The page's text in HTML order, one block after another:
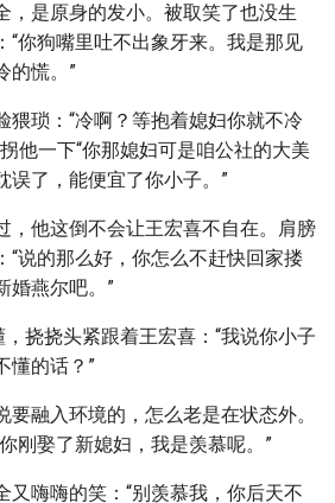
，是原身的发小。被取笑了也没生
“你狗嘴里吐不出象牙来。我是那见
的慌。”
猥琐：“冷啊？等抱着媳妇你就不冷
他一下“你那媳妇可是咱公社的大美
误了，能便宜了你小子。”
，他这倒不会让王宏喜不自在。肩膀
“说的那么好，你怎么不赶快回家搂
婚燕尔吧。”
，挠挠头紧跟着王宏喜：“我说你小子
懂的话？”
融入环境的，怎么老是在状态外。
刚娶了新媳妇，我是羡慕呢。”
又嗨嗨的笑：“别羡慕我，你后天不